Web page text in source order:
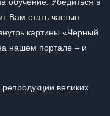
Вам стать частью
картины «Черный
нашем портале – и
великих